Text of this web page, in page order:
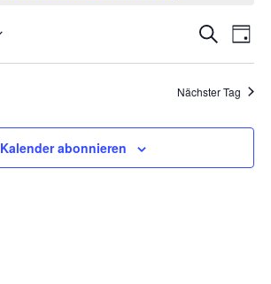
Suche
und
SucheTag
Nächster Tag
Kalender abonnieren